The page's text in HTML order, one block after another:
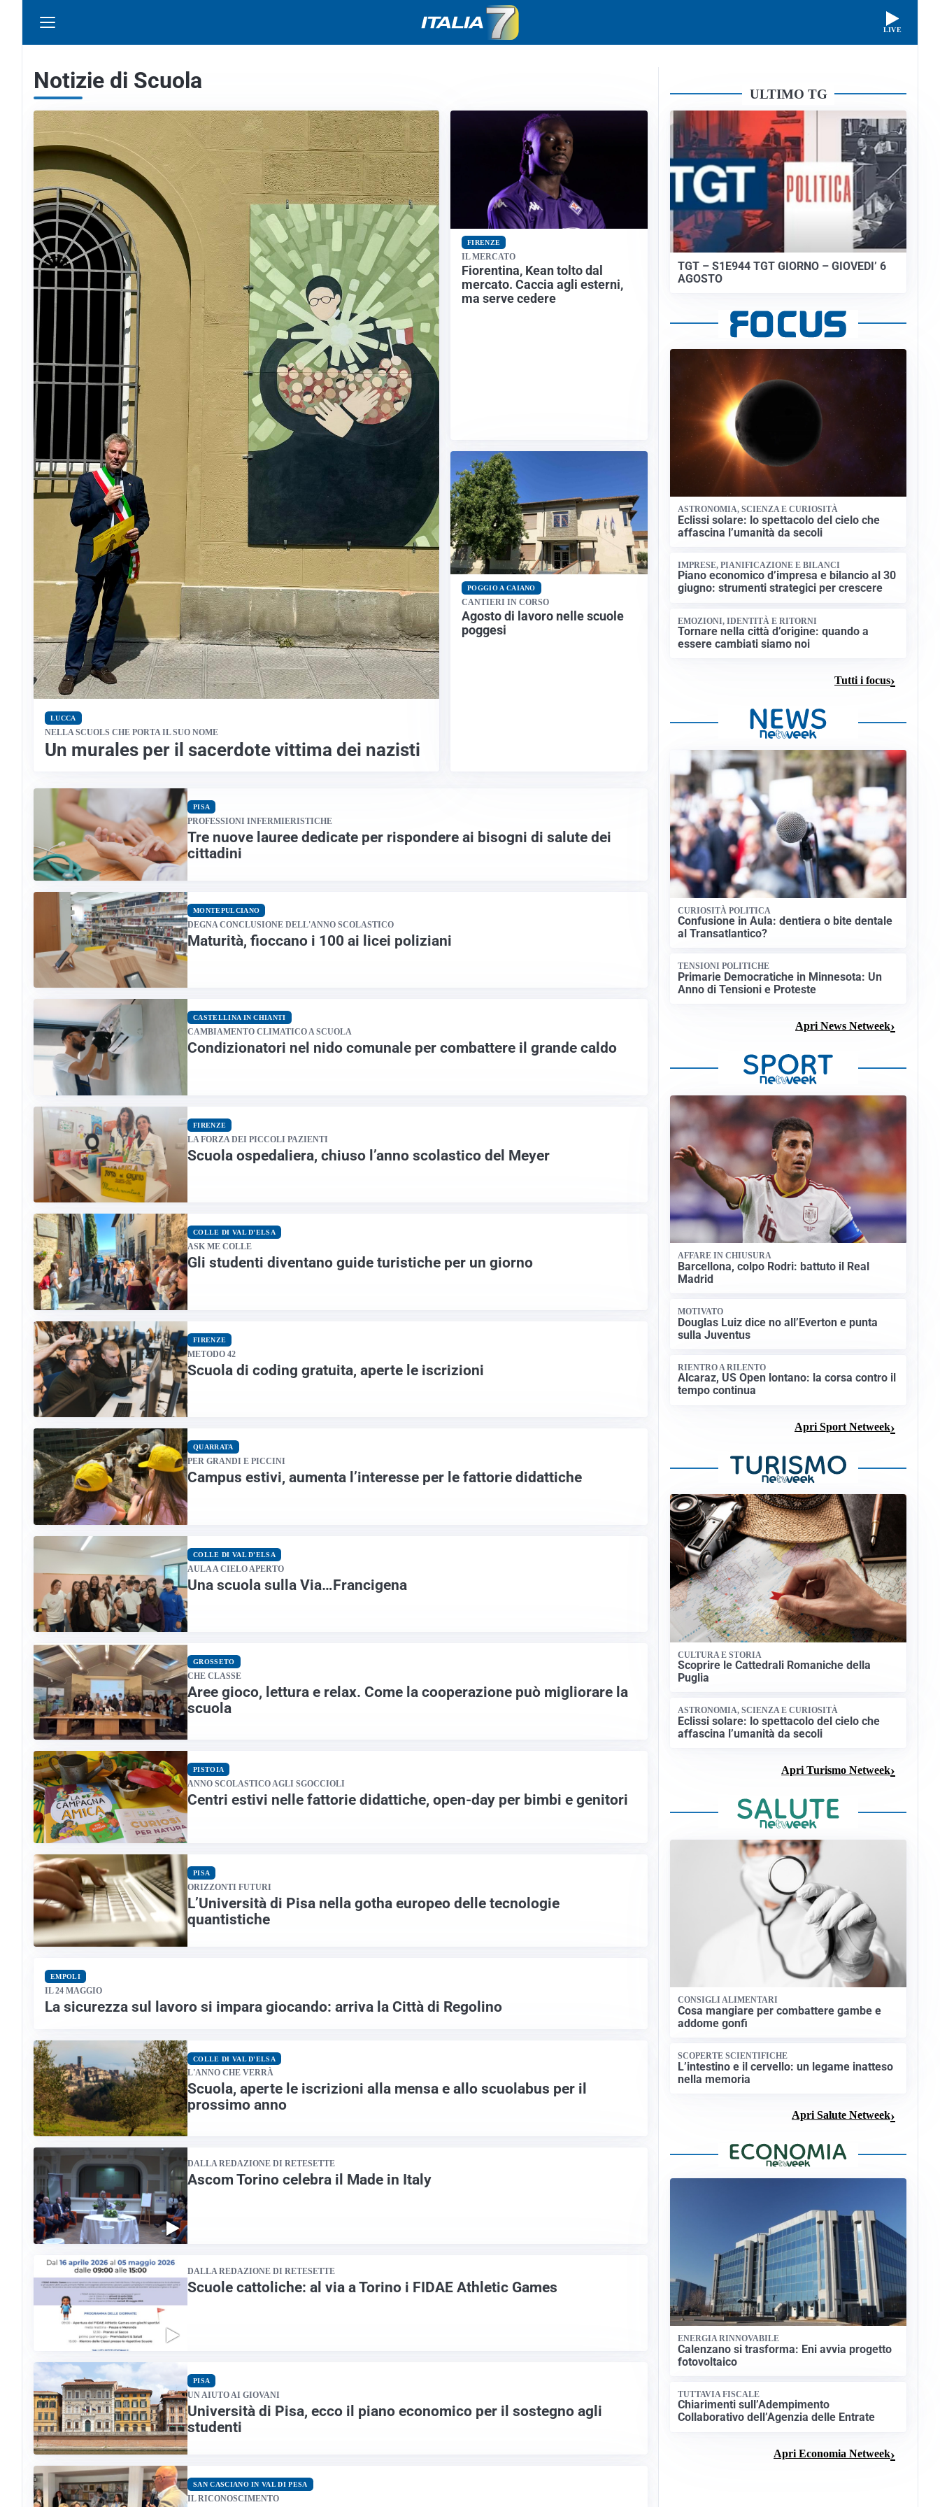
LIVE
Notizie di Scuola
LUCCA
NELLA SCUOLS CHE PORTA IL SUO NOME
Un murales per il sacerdote vittima dei nazisti
FIRENZE
IL MERCATO
Fiorentina, Kean tolto dal
mercato. Caccia agli esterni,
ma serve cedere
POGGIO A CAIANO
CANTIERI IN CORSO
Agosto di lavoro nelle scuole
poggesi
PISA
PROFESSIONI INFERMIERISTICHE
Tre nuove lauree dedicate per rispondere ai bisogni di salute dei
cittadini
MONTEPULCIANO
DEGNA CONCLUSIONE DELL'ANNO SCOLASTICO
Maturità, fioccano i 100 ai licei poliziani
CASTELLINA IN CHIANTI
CAMBIAMENTO CLIMATICO A SCUOLA
Condizionatori nel nido comunale per combattere il grande caldo
FIRENZE
LA FORZA DEI PICCOLI PAZIENTI
Scuola ospedaliera, chiuso l’anno scolastico del Meyer
COLLE DI VAL D'ELSA
ASK ME COLLE
Gli studenti diventano guide turistiche per un giorno
FIRENZE
METODO 42
Scuola di coding gratuita, aperte le iscrizioni
QUARRATA
PER GRANDI E PICCINI
Campus estivi, aumenta l’interesse per le fattorie didattiche
COLLE DI VAL D'ELSA
AULA A CIELO APERTO
Una scuola sulla Via…Francigena
GROSSETO
CHE CLASSE
Aree gioco, lettura e relax. Come la cooperazione può migliorare la
scuola
PISTOIA
ANNO SCOLASTICO AGLI SGOCCIOLI
Centri estivi nelle fattorie didattiche, open-day per bimbi e genitori
PISA
ORIZZONTI FUTURI
L’Università di Pisa nella gotha europeo delle tecnologie
quantistiche
EMPOLI
IL 24 MAGGIO
La sicurezza sul lavoro si impara giocando: arriva la Città di Regolino
COLLE DI VAL D'ELSA
L'ANNO CHE VERRÀ
Scuola, aperte le iscrizioni alla mensa e allo scuolabus per il
prossimo anno
DALLA REDAZIONE DI RETESETTE
Ascom Torino celebra il Made in Italy
DALLA REDAZIONE DI RETESETTE
Scuole cattoliche: al via a Torino i FIDAE Athletic Games
PISA
UN AIUTO AI GIOVANI
Università di Pisa, ecco il piano economico per il sostegno agli
studenti
SAN CASCIANO IN VAL DI PESA
IL RICONOSCIMENTO
ULTIMO TG
TGT – S1E944 TGT GIORNO – GIOVEDI’ 6
AGOSTO
ASTRONOMIA, SCIENZA E CURIOSITÀ
Eclissi solare: lo spettacolo del cielo che
affascina l’umanità da secoli
IMPRESE, PIANIFICAZIONE E BILANCI
Piano economico d’impresa e bilancio al 30
giugno: strumenti strategici per crescere
EMOZIONI, IDENTITÀ E RITORNI
Tornare nella città d’origine: quando a
essere cambiati siamo noi
Tutti i focus
CURIOSITÀ POLITICA
Confusione in Aula: dentiera o bite dentale
al Transatlantico?
TENSIONI POLITICHE
Primarie Democratiche in Minnesota: Un
Anno di Tensioni e Proteste
Apri News Netweek
AFFARE IN CHIUSURA
Barcellona, colpo Rodri: battuto il Real
Madrid
MOTIVATO
Douglas Luiz dice no all’Everton e punta
sulla Juventus
RIENTRO A RILENTO
Alcaraz, US Open lontano: la corsa contro il
tempo continua
Apri Sport Netweek
CULTURA E STORIA
Scoprire le Cattedrali Romaniche della
Puglia
ASTRONOMIA, SCIENZA E CURIOSITÀ
Eclissi solare: lo spettacolo del cielo che
affascina l’umanità da secoli
Apri Turismo Netweek
CONSIGLI ALIMENTARI
Cosa mangiare per combattere gambe e
addome gonfi
SCOPERTE SCIENTIFICHE
L’intestino e il cervello: un legame inatteso
nella memoria
Apri Salute Netweek
ENERGIA RINNOVABILE
Calenzano si trasforma: Eni avvia progetto
fotovoltaico
TUTTAVIA FISCALE
Chiarimenti sull’Adempimento
Collaborativo dell’Agenzia delle Entrate
Apri Economia Netweek